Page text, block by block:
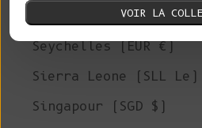
Serbie (RSD РСД)
Seychelles (EUR €)
Sierra Leone (SLL Le)
Singapour (SGD $)
VOIR LA